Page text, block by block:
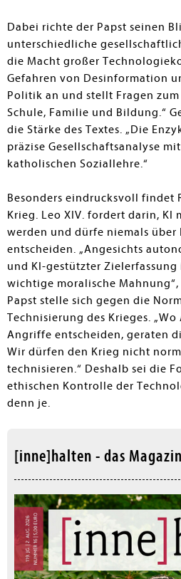
Dabei richte der Papst seinen
unterschiedliche
die Macht großer
Gefahren von Desinformation
Politik an und stellt Fragen zum
Schule, Familie und Bildung.“
die Stärke des Textes. „Die
präzise Gesellschaftsanalyse
katholischen Soziallehre.“
Besonders eindrucksvoll findet
Krieg. Leo XIV. fordert darin, KI
werden und dürfe niemals über
entscheiden. „Angesichts
und KI-gestützter Zielerfassung
wichtige moralische
Papst stelle sich gegen die
Technisierung des Krieges.
Angriffe entscheiden, geraten
Wir dürfen den Krieg nicht
technisieren.“ Deshalb sei die
ethischen Kontrolle der
denn je.
[inne]halten - das